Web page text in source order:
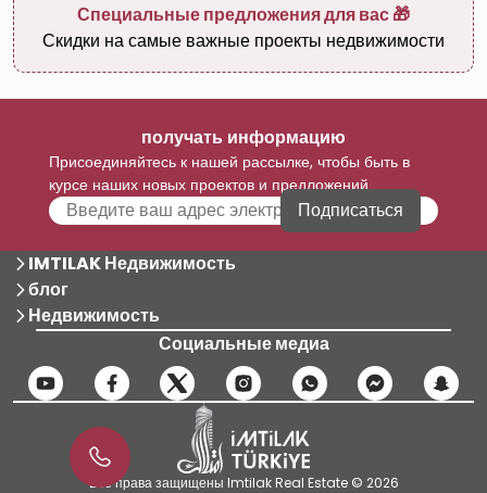
Специальные предложения для вас 🎁
Скидки на самые важные проекты недвижимости
получать информацию
Присоединяйтесь к нашей рассылке, чтобы быть в
курсе наших новых проектов и предложений
Подписаться
IMTILAK Недвижимость
блог
Недвижимость
Социальные медиа
Все права защищены Imtilak Real Estate © 2026